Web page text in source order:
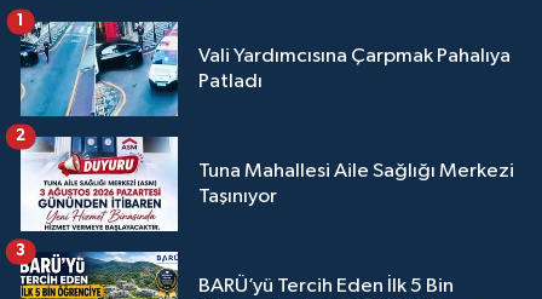
Vali Yardımcısına Çarpmak Pahalıya
Patladı
1
Tuna Mahallesi Aile Sağlığı Merkezi
Taşınıyor
2
BARÜ’yü Tercih Eden İlk 5 Bin
3